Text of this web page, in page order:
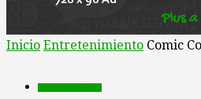
Inicio Entretenimiento Comic